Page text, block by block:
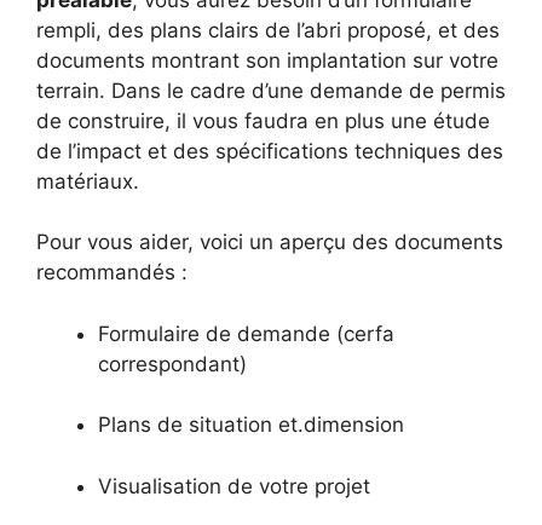
rempli, des plans clairs de l’abri proposé, et des
documents montrant son implantation sur votre
terrain. Dans le cadre d’une demande de permis
de construire, il vous faudra en plus une étude
de l’impact et des spécifications techniques des
matériaux.
Pour vous aider, voici un aperçu des documents
recommandés :
Formulaire de demande (cerfa
correspondant)
Plans de situation et.dimension
Visualisation de votre projet